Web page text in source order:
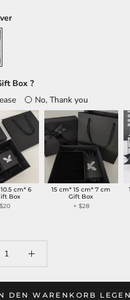
Box ?
No, Thank you
cm* 6
Box
15 cm* 15 cm* 7 cm
Gift Box
+ $28
DEN WARENKORB LEGEN